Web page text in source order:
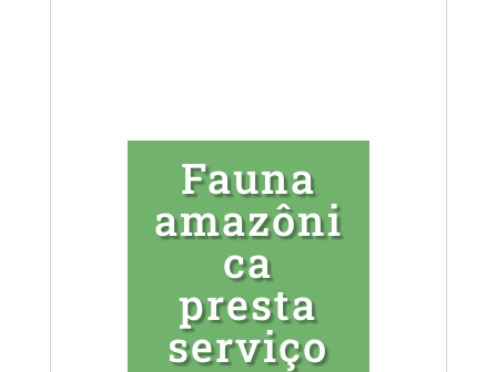
Fauna
amazôni
ca
presta
serviço